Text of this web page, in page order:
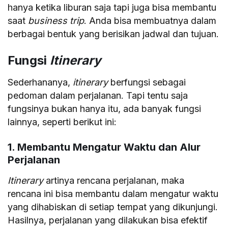
hanya ketika liburan saja tapi juga bisa membantu
saat business trip. Anda bisa membuatnya dalam
berbagai bentuk yang berisikan jadwal dan tujuan.
Fungsi Itinerary
Sederhananya, itineraryberfungsi sebagai
pedoman dalam perjalanan. Tapi tentu saja
fungsinya bukan hanya itu, ada banyak fungsi
lainnya, seperti berikut ini:
1. Membantu Mengatur Waktu dan Alur
Perjalanan
Itineraryartinya rencana perjalanan, maka
rencana ini bisa membantu dalam mengatur waktu
yang dihabiskan di setiap tempat yang dikunjungi.
Hasilnya, perjalanan yang dilakukan bisa efektif